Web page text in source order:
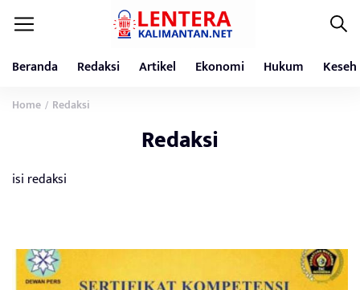
Beranda Redaksi Artikel Ekonomi Hukum
Home / Redaksi
Redaksi
isi redaksi